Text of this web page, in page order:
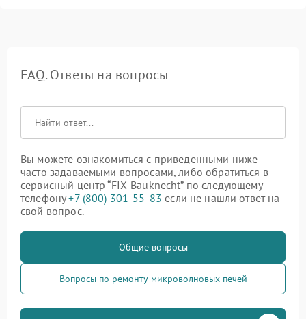
FAQ. Ответы на вопросы
Вы можете ознакомиться с приведенными ниже
часто задаваемыми вопросами, либо обратиться в
сервисный центр “FIX-Bauknecht” по следующему
телефону+7 (800) 301-55-83 если не нашли ответ на
свой вопрос.
Общие вопросы
Вопросы по ремонту микроволновых печей